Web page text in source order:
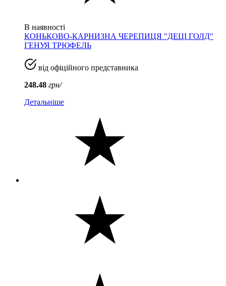
В наявності
КОНЬКОВО-КАРНИЗНА ЧЕРЕПИЦЯ "ДЕЦІ ГОЛД"
ГЕНУЯ ТРЮФЕЛЬ
від офіційного представника
248.48 грн/
Детальніше